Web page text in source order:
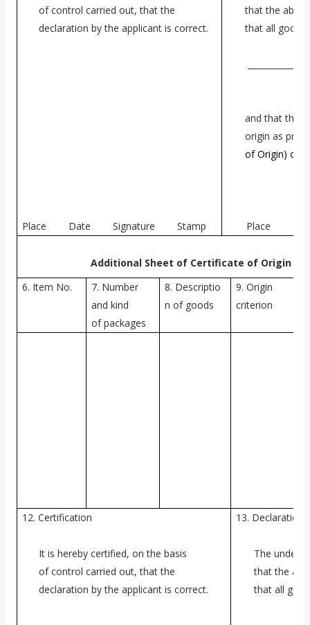
of control carried out, that the
declaration by the applicant is correct.
Place Date Signature Stamp
that the
that all goods
and that they
origin as
of Origin) of
Place
Additional Sheet of Certificate of Origin (
6. Item No.
7. Number
and kind
of packages
8. Descriptio
n of goods
9. Origin
criterion
12. Certification
It is hereby certified, on the basis
of control carried out, that the
declaration by the applicant is correct.
13. Declaration
The
that the
that all